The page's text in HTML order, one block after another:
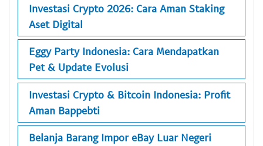
Investasi Crypto 2026: Cara Aman Staking
Aset Digital
Eggy Party Indonesia: Cara Mendapatkan
Pet & Update Evolusi
Investasi Crypto & Bitcoin Indonesia: Profit
Aman Bappebti
Belanja Barang Impor eBay Luar Negeri